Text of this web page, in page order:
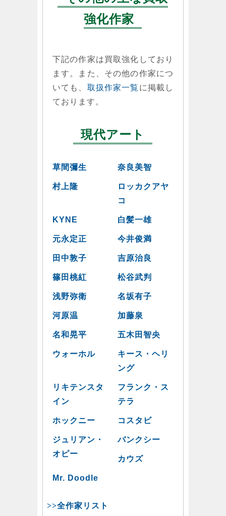
強化作家
下記の作家は買取強化しており
ます。また、その他の作家につ
いても、 取扱作家一覧 に掲載し
ております。
現代アート
草間彌生 奈良美智
村上隆
ロッカクアヤ
コ
KYNE 白髪一雄
元永定正 今井俊満
田中敦子 吉原治良
篠田桃紅 松谷武判
浅野弥衛 名坂有子
河原温 加藤泉
名和晃平 五木田智央
ウォーホル
キース・ヘリ
ング
リキテンスタ
イン
フランク・ス
テラ
ホックニー コスタビ
ジュリアン・
オピー
バンクシー
カウズ
Mr. Doodle
>>全作家リスト